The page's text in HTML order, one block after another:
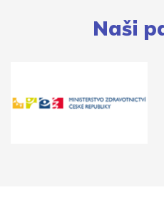
Naši